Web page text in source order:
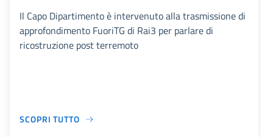
Il Capo Dipartimento è intervenuto alla trasmissione di
approfondimento FuoriTG di Rai3 per parlare di
ricostruzione post terremoto
SCOPRI TUTTO